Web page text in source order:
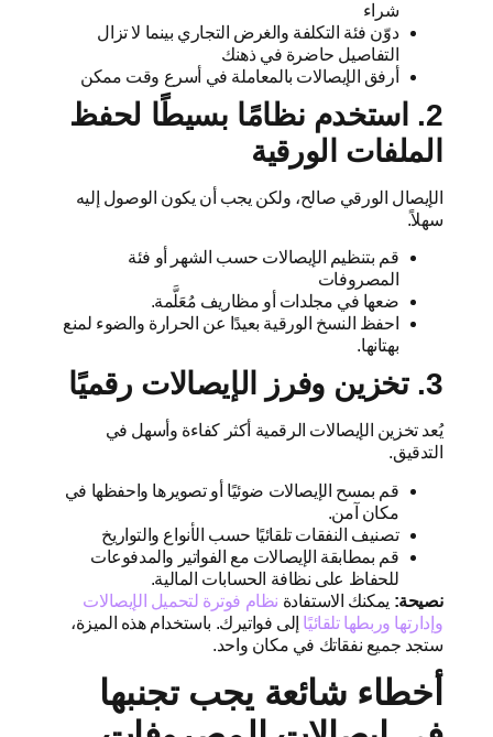
شراء
دوّن فئة التكلفة والغرض التجاري بينما لا تزال
التفاصيل حاضرة في ذهنك
أرفق الإيصالات بالمعاملة في أسرع وقت ممكن
2. استخدم نظامًا بسيطًا لحفظ
الملفات الورقية
الإيصال الورقي صالح، ولكن يجب أن يكون الوصول إليه
سهلاً.
قم بتنظيم الإيصالات حسب الشهر أو فئة
المصروفات
ضعها في مجلدات أو مظاريف مُعَلَّمة.
احفظ النسخ الورقية بعيدًا عن الحرارة والضوء لمنع
بهتانها.
3. تخزين وفرز الإيصالات رقميًا
يُعد تخزين الإيصالات الرقمية أكثر كفاءة وأسهل في
التدقيق.
قم بمسح الإيصالات ضوئيًا أو تصويرها واحفظها في
مكان آمن.
تصنيف النفقات تلقائيًا حسب الأنواع والتواريخ
قم بمطابقة الإيصالات مع الفواتير والمدفوعات
للحفاظ على نظافة الحسابات المالية.
نصيحة: يمكنك الاستفادة نظام فوترة لتحميل الإيصالات
وإدارتها وربطها تلقائيًا إلى فواتيرك. باستخدام هذه الميزة،
ستجد جميع نفقاتك في مكان واحد.
أخطاء شائعة يجب تجنبها